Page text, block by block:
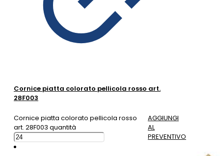
Cornice piatta colorato pellicola rosso art.
28F003
Cornice piatta colorato pellicola rosso
art. 28F003 quantità
AGGIUNGI
AL
PREVENTIVO